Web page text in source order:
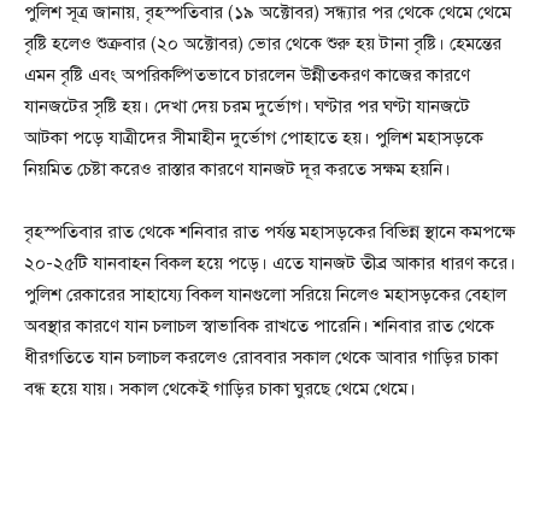
পুলিশ সূত্র জানায়, বৃহস্পতিবার (১৯ অক্টোবর) সন্ধ্যার পর থেকে থেমে থেমে
বৃষ্টি হলেও শুক্রবার (২০ অক্টোবর) ভোর থেকে শুরু হয় টানা বৃষ্টি। হেমন্তের
এমন বৃষ্টি এবং অপরিকল্পিতভাবে চারলেন উন্নীতকরণ কাজের কারণে
যানজটের সৃষ্টি হয়। দেখা দেয় চরম দুর্ভোগ। ঘণ্টার পর ঘণ্টা যানজটে
আটকা পড়ে যাত্রীদের সীমাহীন দুর্ভোগ পোহাতে হয়। পুলিশ মহাসড়কে
নিয়মিত চেষ্টা করেও রাস্তার কারণে যানজট দূর করতে সক্ষম হয়নি।
বৃহস্পতিবার রাত থেকে শনিবার রাত পর্যন্ত মহাসড়কের বিভিন্ন স্থানে কমপক্ষে
২০-২৫টি যানবাহন বিকল হয়ে পড়ে। এতে যানজট তীব্র আকার ধারণ করে।
পুলিশ রেকারের সাহায্যে বিকল যানগুলো সরিয়ে নিলেও মহাসড়কের বেহাল
অবস্থার কারণে যান চলাচল স্বাভাবিক রাখতে পারেনি। শনিবার রাত থেকে
ধীরগতিতে যান চলাচল করলেও রোববার সকাল থেকে আবার গাড়ির চাকা
বন্ধ হয়ে যায়। সকাল থেকেই গাড়ির চাকা ঘুরছে থেমে থেমে।